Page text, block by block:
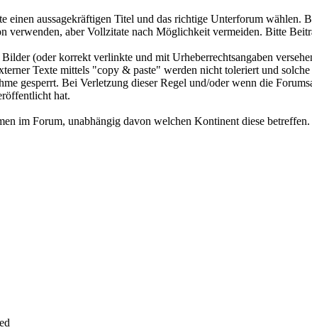
einen aussagekräftigen Titel und das richtige Unterforum
verwenden, aber Vollzitate nach Möglichkeit vermeiden. Bitte
(oder korrekt verlinkte und mit Urheberrechtsangaben
Texte mittels "copy & paste" werden nicht toleriert und
gesperrt. Bei Verletzung dieser Regel und/oder wenn die
hat.
im Forum, unabhängig davon welchen Kontinent diese betreffen.